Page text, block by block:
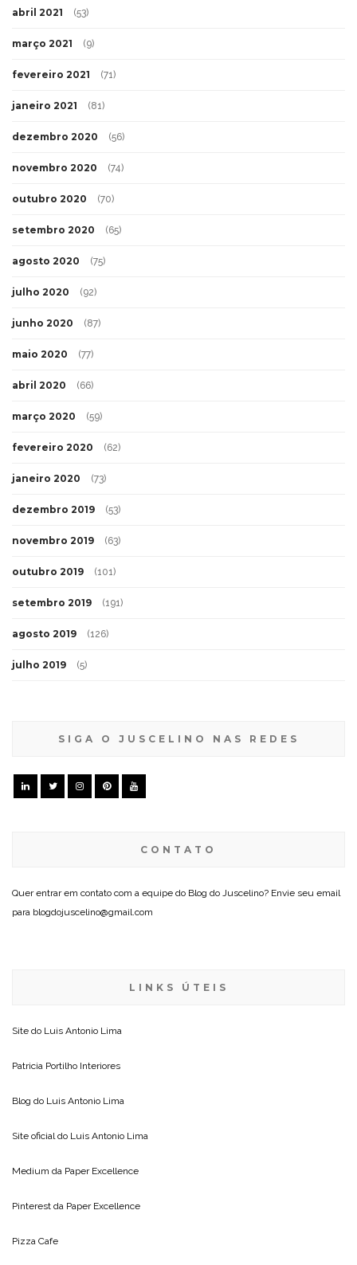
abril 2021 (53)
março 2021 (9)
fevereiro 2021 (71)
janeiro 2021 (81)
dezembro 2020 (56)
novembro 2020 (74)
outubro 2020 (70)
setembro 2020 (65)
agosto 2020 (75)
julho 2020 (92)
junho 2020 (87)
maio 2020 (77)
abril 2020 (66)
março 2020 (59)
fevereiro 2020 (62)
janeiro 2020 (73)
dezembro 2019 (53)
novembro 2019 (63)
outubro 2019 (101)
setembro 2019 (191)
agosto 2019 (126)
julho 2019 (5)
SIGA O JUSCELINO NAS REDES
CONTATO
Quer entrar em contato com a equipe do Blog do Juscelino? Envie seu email
para blogdojuscelino@gmail.com
LINKS ÚTEIS
Site do Luis Antonio Lima
Patricia Portilho Interiores
Blog do Luis Antonio Lima
Site oficial do Luis Antonio Lima
Medium da Paper Excellence
Pinterest da Paper Excellence
Pizza Cafe